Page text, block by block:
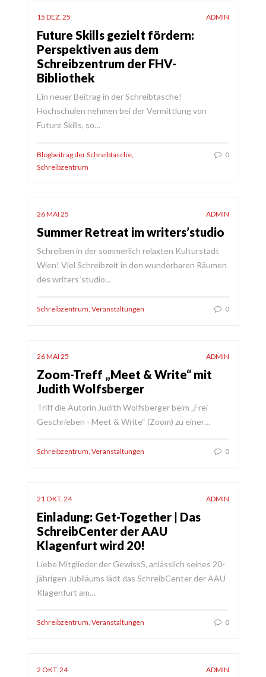
15 DEZ. 25 ADMIN
Future Skills gezielt fördern:
Perspektiven aus dem
Schreibzentrum der FHV-
Bibliothek
Ein neuer Beitrag in der Schreibtasche!
Hochschulen nehmen bei der Vermittlung von
Future Skills, so…
Blogbeitrag der Schreibtasche,
Schreibzentrum
0
26 MAI 25 ADMIN
Summer Retreat im writers’studio
Schreiben in der sommerlich relaxten Kulturstadt
Wien! Viel Schreibzeit in den wunderbaren Räumen
des writers´studio…
Schreibzentrum, Veranstaltungen 0
26 MAI 25 ADMIN
Zoom-Treff „Meet & Write“ mit
Judith Wolfsberger
Triff die Autorin Judith Wolfsberger beim „Frei
Geschrieben - Meet & Write“ (Zoom) zu einer…
Schreibzentrum, Veranstaltungen 0
21 OKT. 24 ADMIN
Einladung: Get-Together | Das
SchreibCenter der AAU
Klagenfurt wird 20!
Liebe Mitglieder der GewissS, anlässlich seines 20-
jährigen Jubiläums lädt das SchreibCenter der AAU
Klagenfurt am…
Schreibzentrum, Veranstaltungen 0
2 OKT. 24 ADMIN